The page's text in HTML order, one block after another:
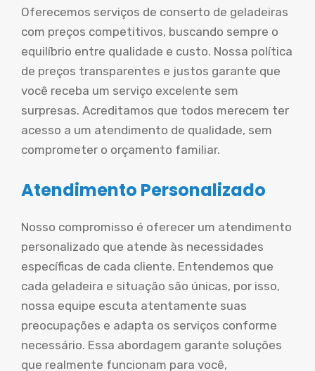
Oferecemos serviços de conserto de geladeiras
com preços competitivos, buscando sempre o
equilíbrio entre qualidade e custo. Nossa política
de preços transparentes e justos garante que
você receba um serviço excelente sem
surpresas. Acreditamos que todos merecem ter
acesso a um atendimento de qualidade, sem
comprometer o orçamento familiar.
Atendimento Personalizado
Nosso compromisso é oferecer um atendimento
personalizado que atende às necessidades
específicas de cada cliente. Entendemos que
cada geladeira e situação são únicas, por isso,
nossa equipe escuta atentamente suas
preocupações e adapta os serviços conforme
necessário. Essa abordagem garante soluções
que realmente funcionam para você,